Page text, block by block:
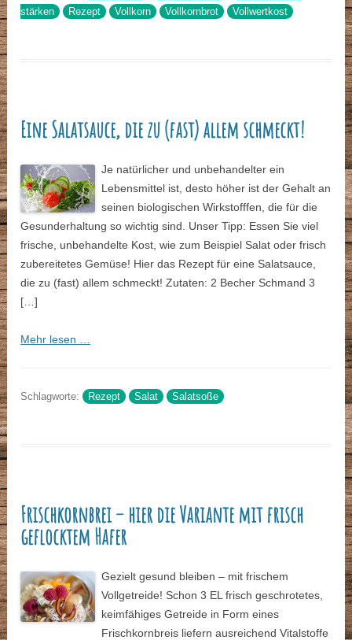
stärken
Rezept Vollkorn Vollkornbrot Vollwertkost
Eine Salatsauce, die zu (fast) allem schmeckt!
Je natürlicher und unbehandelter ein
Lebensmittel ist, desto höher ist der Gehalt an
seinen biologischen Wirkstofffen, die für die
Gesunderhaltung so wichtig sind. Unser Tipp: Essen Sie viel
frische, unbehandelte Kost, wie zum Beispiel Salat oder frisch
zubereitetes Gemüse! Hier das Rezept für eine Salatsauce,
die zu (fast) allem schmeckt! Zutaten: 2 Becher Schmand 3
[…]
Mehr lesen …
Schlagworte: Rezept Salat Salatsoße
Frischkornbrei – hier die Variante mit frisch
geflocktem Hafer
Gezielt gesund bleiben – mit frischem
Vollgetreide! Schon 3 EL frisch geschrotetes,
keimfähiges Getreide in Form eines
Frischkornbreis liefern ausreichend Vitalstoffe